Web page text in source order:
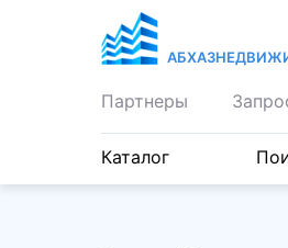
Партнеры
Каталог